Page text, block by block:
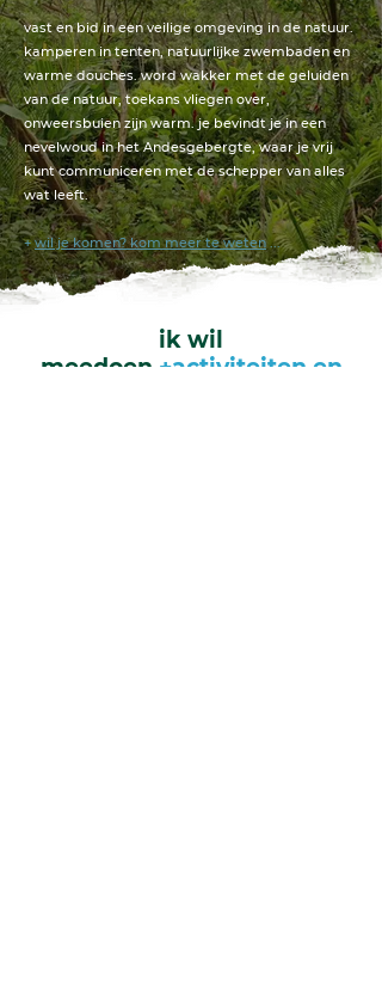
vast en bid in een veilige omgeving in de natuur.
kamperen in tenten, natuurlijke zwembaden en
warme douches. word wakker met de geluiden
van de natuur, toekans vliegen over,
onweersbuien zijn warm. je bevindt je in een
nevelwoud in het Andesgebergte, waar je vrij
kunt communiceren met de schepper van alles
wat leeft.
+ wil je komen? kom meer te weten ...
ik wil
meedoen. +activiteiten en